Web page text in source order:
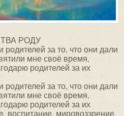
РОДУ
за то, что они дали
мне своё время,
родителей за их
за то, что они дали
мне своё время,
родителей за их
воспитание, мировоззрение,